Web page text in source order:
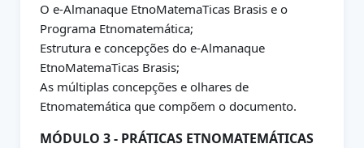
O e-Almanaque EtnoMatemaTicas Brasis e o
Programa Etnomatemática;
Estrutura e concepções do e-Almanaque
EtnoMatemaTicas Brasis;
As múltiplas concepções e olhares de
Etnomatemática que compõem o documento.
MÓDULO 3 - PRÁTICAS ETNOMATEMÁTICAS